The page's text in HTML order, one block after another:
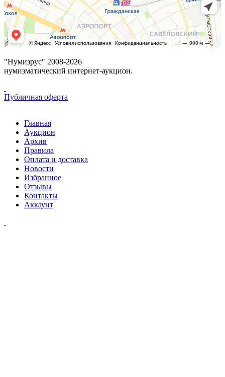
"Нумизрус" 2008-2026
нумизматический интернет-аукцион.
Публичная оферта
Главная
Аукцион
Архив
Правила
Оплата и доставка
Новости
Избранное
Отзывы
Контакты
Аккаунт